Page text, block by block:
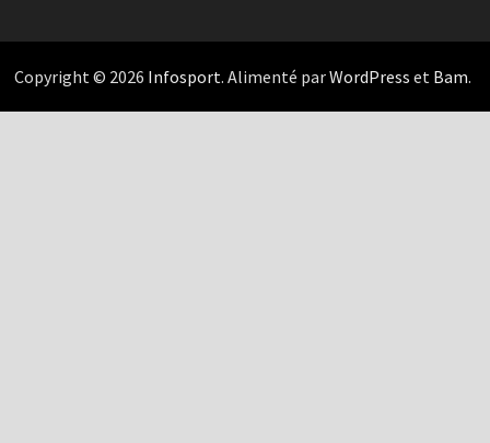
Copyright © 2026 Infosport. Alimenté parWordPress et Bam.